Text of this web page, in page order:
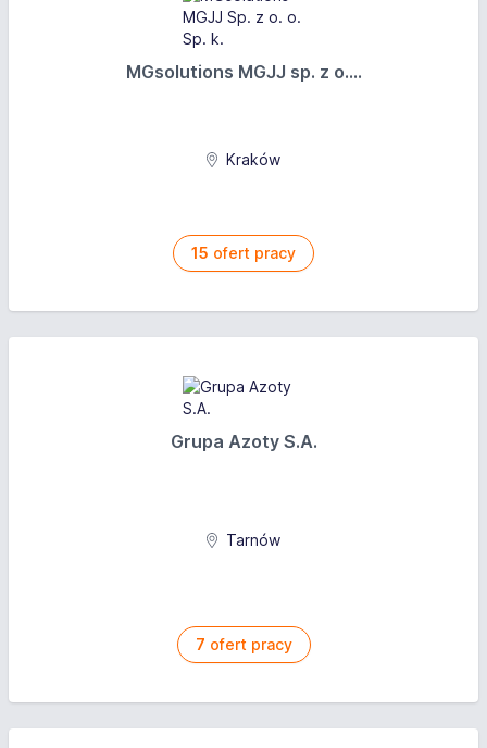
MGsolutions MGJJ sp. z o....
Kraków
15 ofert pracy
Grupa Azoty S.A.
Tarnów
7 ofert pracy